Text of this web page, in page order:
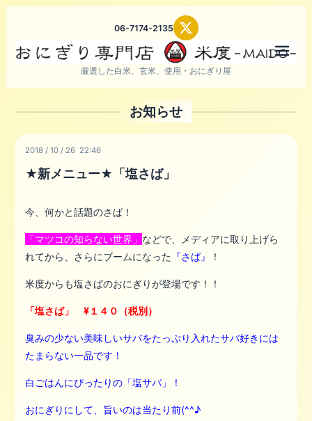
06-7174-2135
厳選した白米、玄米、使用・おにぎり屋
お知らせ
2018 /10 / 26 22:46
★新メニュー★「塩さば」
今、何かと話題のさば！
「マツコの知らない世界」 などで、メディアに取り上げら
れてから、さらにブームになった 『さば』 ！
米度からも塩さばのおにぎりが登場です！！
「塩さば」 ¥１４０（税別）
臭みの少ない美味しいサバをたっぷり入れたサバ好きには
たまらない一品です！
白ごはんにぴったりの「塩サバ」！
おにぎりにして、旨いのは当たり前(^^♪